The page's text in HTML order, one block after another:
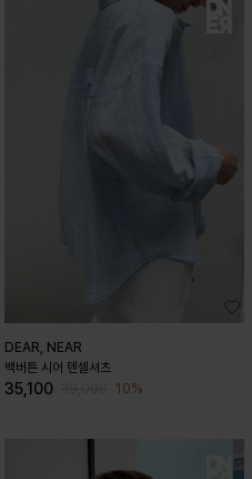
DEAR, NEAR
백버튼 시어 텐셀셔츠
35,100 10%